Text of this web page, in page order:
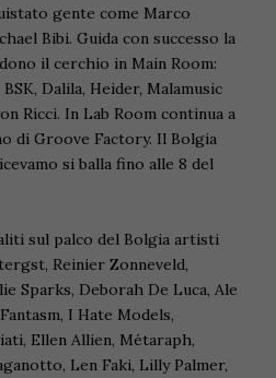
gente come Marco
Bibi. Guida con successo la
il cerchio in Main Room:
Dalila, Heider, Malamusic
Ricci. In Lab Room continua a
di Groove Factory. Il Bolgia
si balla fino alle 8 del
sul palco del Bolgia artisti
Reinier Zonneveld,
Sparks, Deborah De Luca, Ale
I Hate Models,
Ellen Allien, Métaraph,
Len Faki, Lilly Palmer,